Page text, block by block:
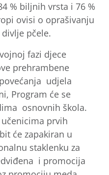
% biljnih vrsta i 76 %
ovisi o oprašivanju
pčele.
fazi djece
prehrambene
udjela
Program će se
osnovnih škola.
prvih
će zapakiran u
staklenku za
i promocija